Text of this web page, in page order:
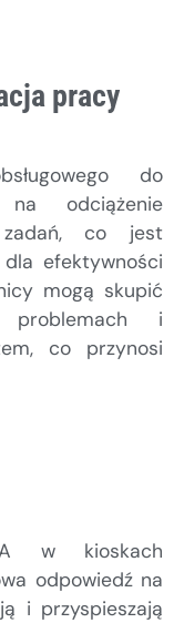
pracy
do
odciążenie
zadań, co jest
efektywności
mogą skupić
i
co przynosi
w kioskach
odpowiedź na
i przyspieszają